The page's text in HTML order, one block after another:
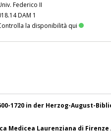
Federico II
DAM 1
la disponibilità qui
1720 in der Herzog-August-
Medicea Laurenziana di